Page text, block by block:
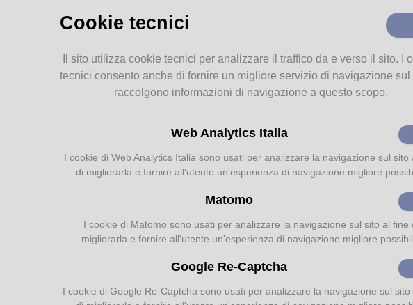
parmense: indice
MEMORIE
RITROVATE
Il 25 aprile delle tradizioni
Via della salute
PARMENSE
Agricoltura parmense:
Cookie tecnici
Il sito utilizza cookie tecnici per analizzare il traffico da e verso il sito. I
tecnici consento anche di fornire un migliore servizio di navigazione sul
raccolgono informazioni di navigazione a questo scopo.
Web Analytics Italia
I cookie di Web Analytics Italia sono usati per analizzare la navigazione sul sito
di migliorarla e fornire all'utente un'esperienza di navigazione migliore
Matomo
I cookie di Matomo sono usati per analizzare la navigazione sul sito al fine
migliorarla e fornire all'utente un'esperienza di navigazione migliore
Google Re-Captcha
I cookie di Google Re-Captcha sono usati per analizzare la navigazione sul sito